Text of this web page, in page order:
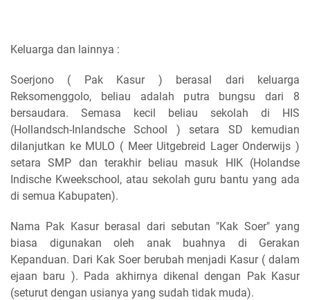
Keluarga dan lainnya :
Soerjono ( Pak Kasur ) berasal dari keluarga
Reksomenggolo, beliau adalah putra bungsu dari 8
bersaudara. Semasa kecil beliau sekolah di HIS
(Hollandsch-Inlandsche School ) setara SD kemudian
dilanjutkan ke MULO ( Meer Uitgebreid Lager Onderwijs )
setara SMP dan terakhir beliau masuk HIK (Holandse
Indische Kweekschool, atau sekolah guru bantu yang ada
di semua Kabupaten).
Nama Pak Kasur berasal dari sebutan "Kak Soer" yang
biasa digunakan oleh anak buahnya di Gerakan
Kepanduan. Dari Kak Soer berubah menjadi Kasur ( dalam
ejaan baru ). Pada akhirnya dikenal dengan Pak Kasur
(seturut dengan usianya yang sudah tidak muda).